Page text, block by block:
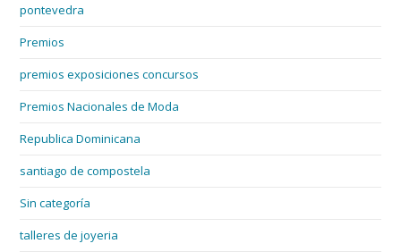
pontevedra
Premios
premios exposiciones concursos
Premios Nacionales de Moda
Republica Dominicana
santiago de compostela
Sin categoría
talleres de joyeria